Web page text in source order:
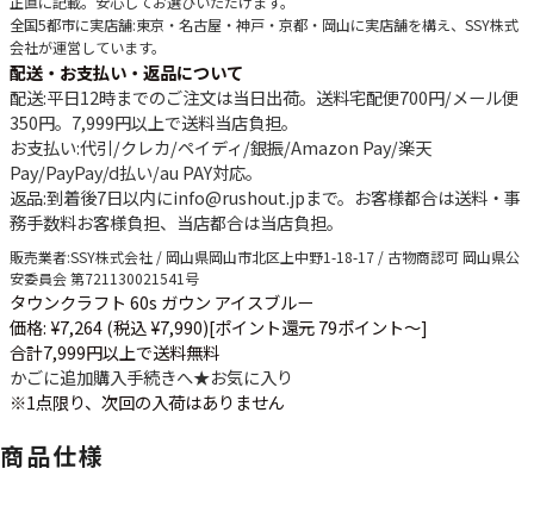
全国5都市に実店舗:東京・名古屋・神戸・京都・岡山に実店舗を構え、SSY株式
会社が運営しています。
配送・お支払い・返品について
配送:平日12時までのご注文は当日出荷。送料宅配便700円/メール便
350円。 7,999円以上で送料当店負担。
お支払い:代引/クレカ/ペイディ/銀振/Amazon Pay/楽天
Pay/PayPay/d払い/au PAY対応。
返品:到着後7日以内にinfo@rushout.jpまで。お客様都合は送料・事
務手数料お客様負担、当店都合は当店負担。
販売業者:SSY株式会社 / 岡山県岡山市北区上中野1-18-17 / 古物商認可 岡山県公
安委員会 第721130021541号
タウンクラフト 60s ガウン アイスブルー
価格: ¥7,264 (税込 ¥7,990)[ポイント還元 79ポイント～]
合計7,999円以上で送料無料
かごに追加購入手続きへ★お気に入り
※1点限り、次回の入荷はありません
商品仕様